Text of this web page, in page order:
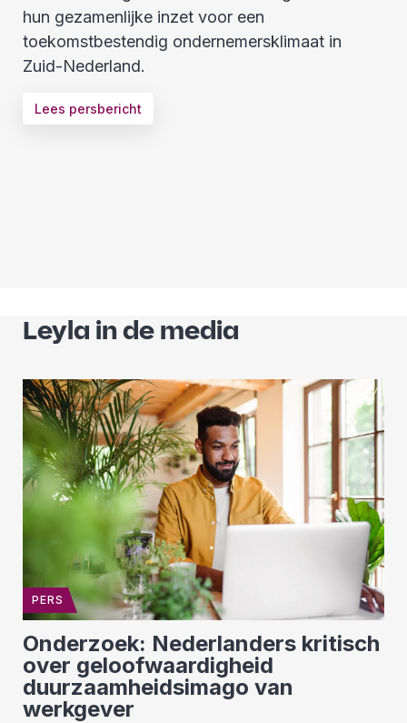
hun gezamenlijke inzet voor een
toekomstbestendig ondernemersklimaat in
Zuid-Nederland.
Lees persbericht
Leyla in de media
PERS
Onderzoek: Nederlanders kritisch
over geloofwaardigheid
duurzaamheidsimago van
werkgever